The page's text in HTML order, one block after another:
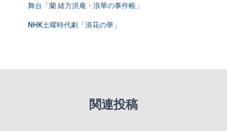
舞台「蘭 緒方洪庵・浪華の事件帳」
NHK土曜時代劇「浪花の華」
関連投稿